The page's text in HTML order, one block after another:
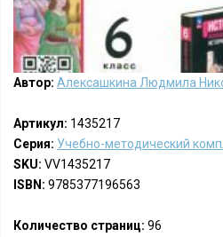
Автор: Алексашкина Людмила
Артикул: 1435217
Серия: Учебно-методический
SKU: VV1435217
ISBN: 9785377196563
Количество страниц: 96